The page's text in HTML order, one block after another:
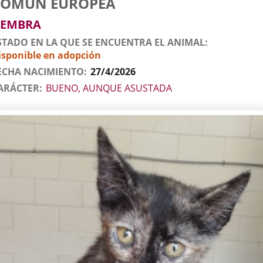
EN LA QUE SE ENCUENTRA EL ANIMAL
en adopción
NACIMIENTO 27/4/2026
BUENO, AUNQUE ASUSTADA